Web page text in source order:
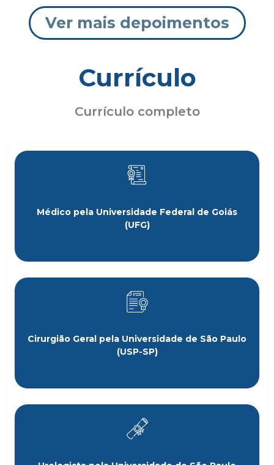
Ver mais depoimentos
Currículo
Currículo completo
Médico pela Universidade Federal de Goiás
(UFG)
Cirurgião Geral pela Universidade de São Paulo
(USP-SP)